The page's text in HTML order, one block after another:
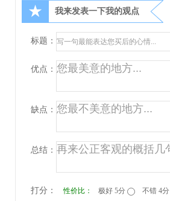
★ 我来发表一下我的观点
标题：
优点：
缺点：
总结：
打分： 性价比： 极好 5分 不错 4分